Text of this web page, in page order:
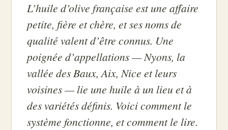
L’huile d’olive française est une affaire
petite, fière et chère, et ses noms de
qualité valent d’être connus. Une
poignée d’appellations — Nyons, la
vallée des Baux, Aix, Nice et leurs
voisines — lie une huile à un lieu et à
des variétés définis. Voici comment le
système fonctionne, et comment le lire.